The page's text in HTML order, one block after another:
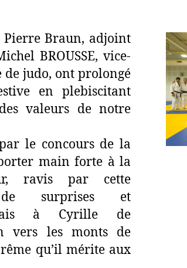
Pierre Braun, adjoint
BROUSSE, vice-
judo, ont prolongé
en plebiscitant
valeurs de notre
le concours de la
main forte à la
ravis par cette
surprises et
à Cyrille de
vers les monts de
qu’il mérite aux